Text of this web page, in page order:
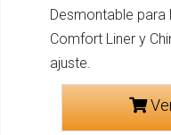
Desmontable
Comfort Liner y
ajuste.